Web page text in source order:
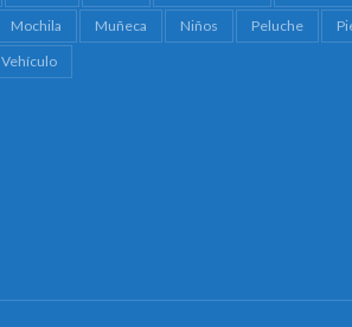
Mochila Muñeca Niños Peluche
Vehículo